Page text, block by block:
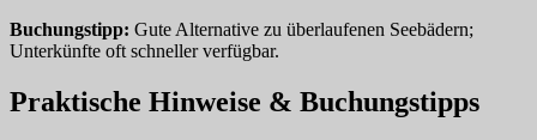
Buchungstipp: Gute Alternative zu überlaufenen Seebädern;
Unterkünfte oft schneller verfügbar.
Praktische Hinweise & Buchungstipps